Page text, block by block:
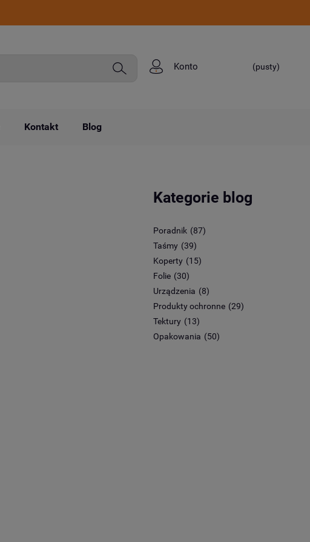
(pusty)
Konto
Kontakt Blog
Kategorie blog
Poradnik (87)
Taśmy (39)
Koperty (15)
Folie (30)
Urządzenia (8)
Produkty ochronne (29)
Tektury (13)
Opakowania (50)